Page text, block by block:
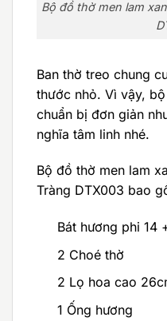
Bộ đồ thờ men lam
Ban thờ treo chung
thước nhỏ. Vì vậy,
chuẩn bị đơn giản
nghĩa tâm linh nhé.
Bộ đồ thờ men lam
Tràng DTX003 bao
Bát hương phi 14
2 Choé thờ
2 Lọ hoa cao
1 Ống hương